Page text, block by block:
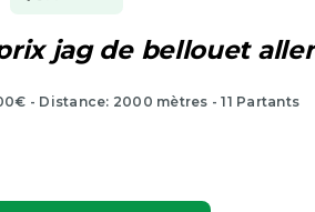
jag de bellouet
- Distance: 2000 mètres - 11 Partants